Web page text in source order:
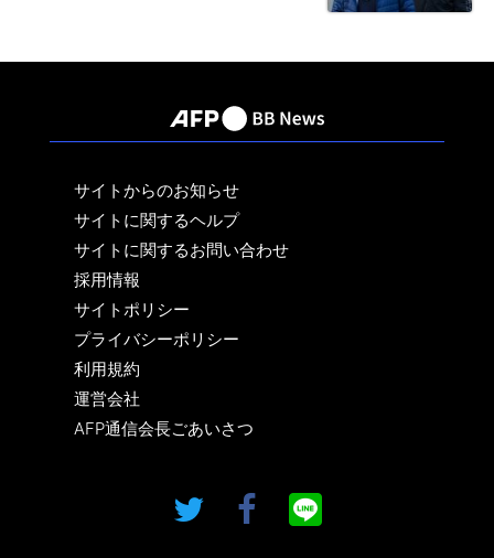
サイトからのお知らせ
サイトに関するヘルプ
サイトに関するお問い合わせ
採用情報
サイトポリシー
プライバシーポリシー
利用規約
運営会社
AFP通信会長ごあいさつ